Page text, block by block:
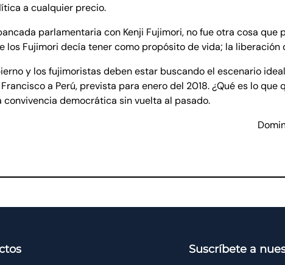
a cualquier precio.
parlamentaria con Kenji Fujimori, no fue otra cosa que
Fujimori decía tener como propósito de vida; la liberación
y los fujimoristas deben estar buscando el escenario
a Perú, prevista para enero del 2018. ¿Qué es lo que
democrática sin vuelta al pasado.
Suscríbete a